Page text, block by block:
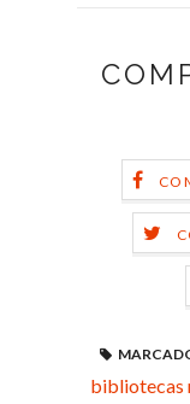
bibliotecas